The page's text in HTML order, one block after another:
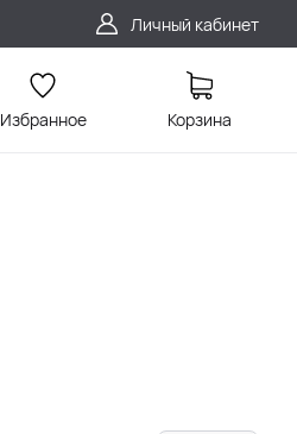
Личный кабинет
Избранное Корзина